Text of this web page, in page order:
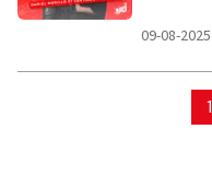
09-08-2025
1